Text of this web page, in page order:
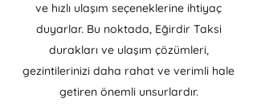
ve hızlı ulaşım seçeneklerine ihtiyaç
duyarlar. Bu noktada, Eğirdir Taksi
durakları ve ulaşım çözümleri,
gezintilerinizi daha rahat ve verimli hale
getiren önemli unsurlardır.